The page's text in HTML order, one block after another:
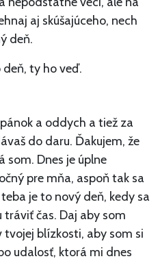
aj skúšajúceho, nech
deň.
ty ho veď.
a oddych a tiež za
do daru. Ďakujem, že
som. Dnes je úplne
pre mňa, aspoň tak sa
je to nový deň, kedy sa
tráviť čas. Daj aby som
blízkosti, aby som si
udalosť, ktorá mi dnes